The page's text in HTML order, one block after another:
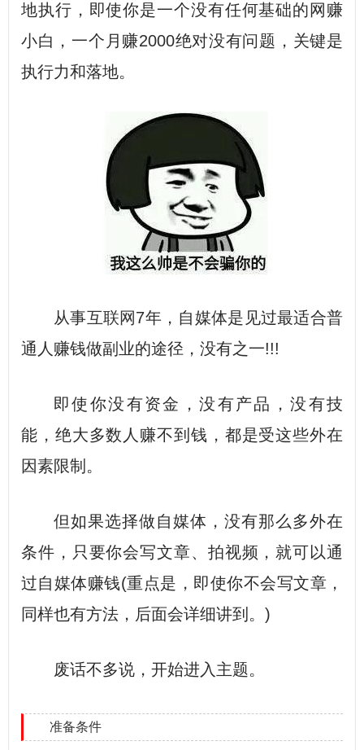
地执行，即使你是一个没有任何基础的网赚
小白，一个月赚2000绝对没有问题，关键是
执行力和落地。
从事互联网7年，自媒体是见过最适合普
通人赚钱做副业的途径，没有之一!!!
即使你没有资金，没有产品，没有技
能，绝大多数人赚不到钱，都是受这些外在
因素限制。
但如果选择做自媒体，没有那么多外在
条件，只要你会写文章、拍视频，就可以通
过自媒体赚钱(重点是，即使你不会写文章，
同样也有方法，后面会详细讲到。)
废话不多说，开始进入主题。
准备条件